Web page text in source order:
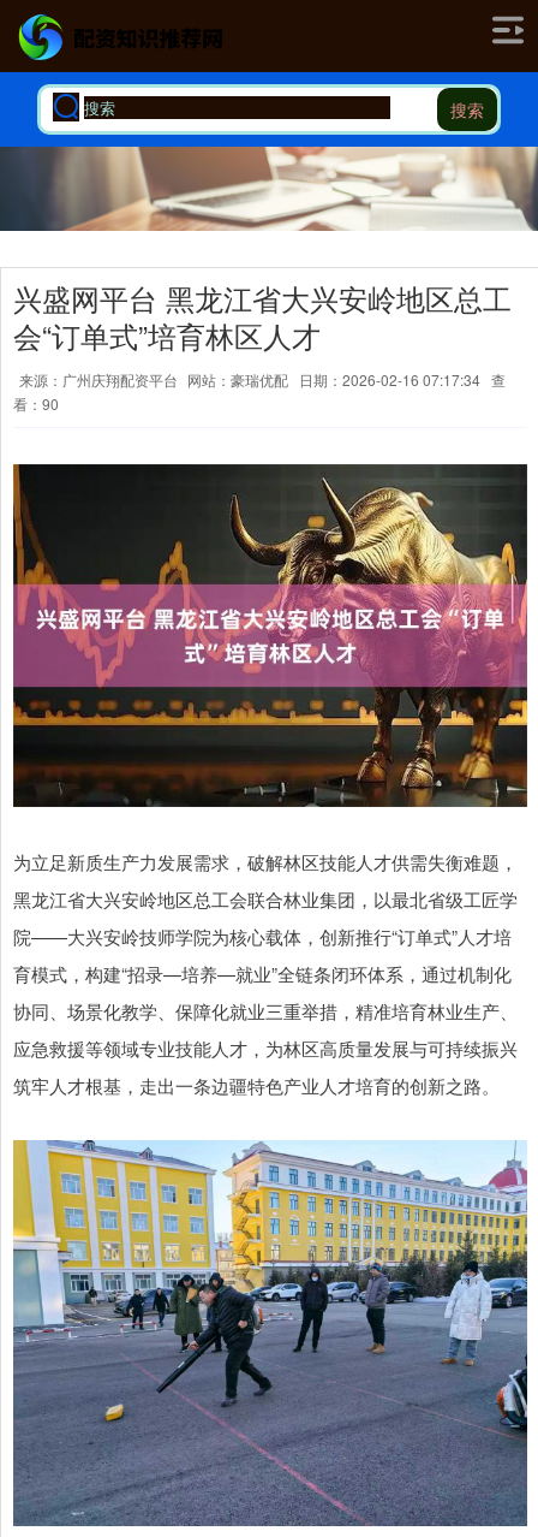
搜索
兴盛网平台 黑龙江省大兴安岭地区总工
会“订单式”培育林区人才
来源：广州庆翔配资平台 网站：豪瑞优配 日期：2026-02-16 07:17:34 查
看：90
为立足新质生产力发展需求，破解林区技能人才供需失衡难题，
黑龙江省大兴安岭地区总工会联合林业集团，以最北省级工匠学
院——大兴安岭技师学院为核心载体，创新推行“订单式”人才培
育模式，构建“招录—培养—就业”全链条闭环体系，通过机制化
协同、场景化教学、保障化就业三重举措，精准培育林业生产、
应急救援等领域专业技能人才，为林区高质量发展与可持续振兴
筑牢人才根基，走出一条边疆特色产业人才培育的创新之路。